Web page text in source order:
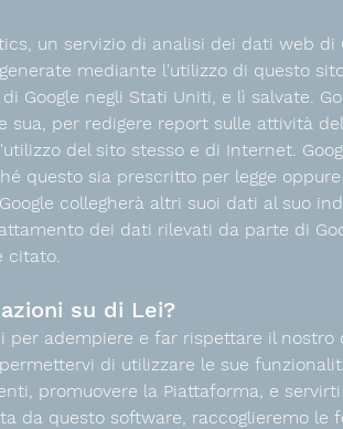
un servizio di analisi dei dati web di
mediante l'utilizzo di questo
Google negli Stati Uniti, e lì salvate.
sua, per redigere report sulle attività
del sito stesso e di Internet.
questo sia prescritto per legge
collegherà altri suoi dati al suo
dei dati rilevati da parte di
citato.
su di Lei?
per adempiere e far rispettare il
di utilizzare le sue
promuovere la Piattaforma, e
da questo software, raccoglieremo le